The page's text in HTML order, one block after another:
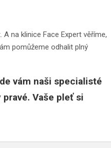
na klinice Face Expert věříme,
pomůžeme odhalit plný
vám naši specialisté
pravé. Vaše pleť si